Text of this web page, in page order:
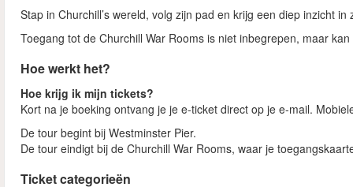
Stap in Churchill’s wereld, volg zijn pad en krijg een diep inzicht
Toegang tot de Churchill War Rooms is niet inbegrepen, maar
Hoe werkt het?
Hoe krijg ik mijn tickets?
Kort na je boeking ontvang je je e-ticket direct op je e-mail.
De tour begint bij Westminster Pier.
De tour eindigt bij de Churchill War Rooms, waar je
Ticket categorieën